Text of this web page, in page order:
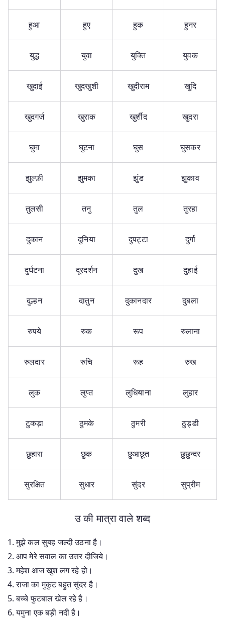
हुआ हुए हुक हुनर
युद्ध युवा युक्ति युवक
खुदाई खुदखुशी खुदीराम खुदि
खुदगर्ज खुराक खुर्शीद खुदरा
घुमा घुटना घुस घुसकर
झुल्फ़ी झुमका झुंड झुकाव
तुलसी तनु तुल तुरहा
दुकान दुनिया दुपट्टा दुर्गा
दुर्घटना दूरदर्शन दुख दुहाई
दुल्हन दातुन दुकानदार दुबला
रुपये रुक रूप रुलाना
रुलदार रुचि रूह रुख
लुक लुप्त लुधियाना लुहार
टुकड़ा ठुमके ठुमरी ठुड्डी
छुहारा छुक छुआछूत छुछुन्दर
सुरक्षित सुधार सुंदर सुप्रीम
उ की मात्रा वाले शब्द
मुझे कल सुबह जल्दी उठना है।
आप मेरे सवाल का उत्तर दीजिये।
महेश आज खुश लग रहे हो।
राजा का मुकुट बहुत सुंदर है।
बच्चे फुटबाल खेल रहे है।
यमुना एक बड़ी नदी है।